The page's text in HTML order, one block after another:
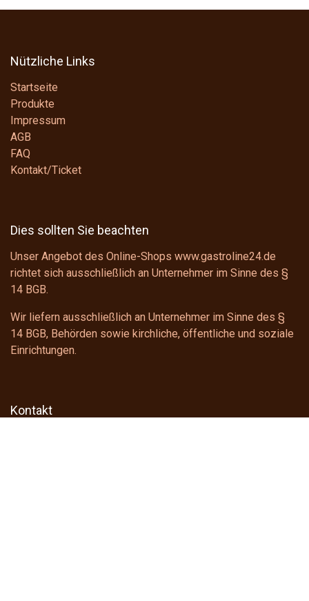
Nützliche Links
Startseite
Produkte
Impressum
AGB
FAQ
Kontakt/Ticket
Dies sollten Sie beachten
Unser Angebot des Online-Shops www.gastroline24.de
richtet sich ausschließlich an Unternehmer im Sinne des §
14 BGB.
Wir liefern ausschließlich an Unternehmer im Sinne des §
14 BGB, Behörden sowie kirchliche, öffentliche und soziale
Einrichtungen.
Kontakt